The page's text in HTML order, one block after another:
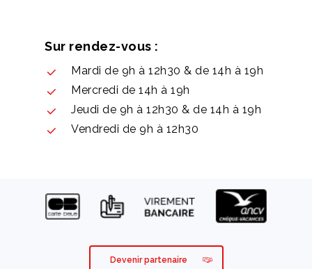
Sur rendez-vous :
Mardi de 9h à 12h30 & de 14h à 19h
Mercredi de 14h à 19h
Jeudi de 9h à 12h30 & de 14h à 19h
Vendredi de 9h à 12h30
Devenir partenaire